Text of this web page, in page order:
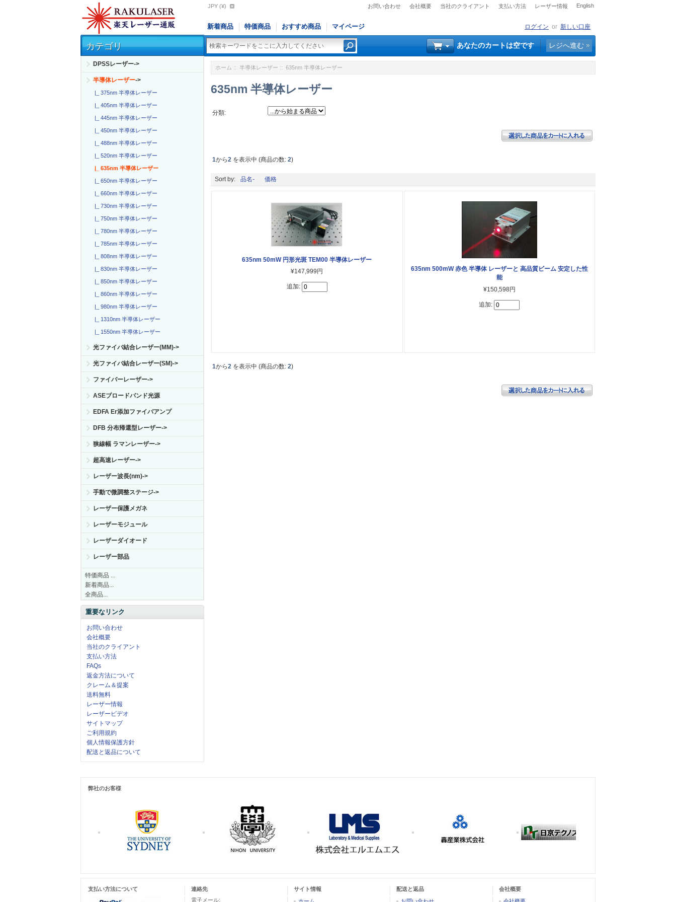
お問い合わせ 会社概要 当社のクライアント 支払い方法 レーザー情報 English
JPY (¥)
新着商品 特価商品 おすすめ商品 マイページ ログイン or 新しい口座
あなたのカートは空です レジへ進む
カテゴリ
DPSSレーザー->
半導体レーザー->
|_ 375nm 半導体レーザー
|_ 405nm 半導体レーザー
|_ 445nm 半導体レーザー
|_ 450nm 半導体レーザー
|_ 488nm 半導体レーザー
|_ 520nm 半導体レーザー
|_ 635nm 半導体レーザー
|_ 650nm 半導体レーザー
|_ 660nm 半導体レーザー
|_ 730nm 半導体レーザー
|_ 750nm 半導体レーザー
|_ 780nm 半導体レーザー
|_ 785nm 半導体レーザー
|_ 808nm 半導体レーザー
|_ 830nm 半導体レーザー
|_ 850nm 半導体レーザー
|_ 860nm 半導体レーザー
|_ 980nm 半導体レーザー
|_ 1310nm 半導体レーザー
|_ 1550nm 半導体レーザー
光ファイバ結合レーザー(MM)->
光ファイバ結合レーザー(SM)->
ファイバーレーザー->
ASEブロードバンド光源
EDFA Er添加ファイバアンプ
DFB 分布帰還型レーザー->
狭線幅 ラマンレーザー->
超高速レーザー->
レーザー波長(nm)->
手動で微調整ステージ->
レーザー保護メガネ
レーザーモジュール
レーザーダイオード
レーザー部品
特価商品 ...
新着商品...
全商品...
重要なリンク
お問い合わせ
会社概要
当社のクライアント
支払い方法
FAQs
返金方法について
クレーム＆提案
送料無料
レーザー情報
レーザービデオ
サイトマップ
ご利用規約
個人情報保護方針
配送と返品について
ホーム ::半導体レーザー :: 635nm 半導体レーザー
635nm 半導体レーザー
分類:
1から2 を表示中 (商品の数:2)
Sort by: 品名- 価格
635nm 50mW 円形光斑 TEM00 半導体レーザー
¥147,999円
追加:
635nm 500mW 赤色 半導体 レーザーと 高品質ビーム 安定した性
能
¥150,598円
追加:
1から2 を表示中 (商品の数:2)
弊社のお客様
支払い方法について 連絡先 サイト情報 配送と返品
会社概要
電子メール: